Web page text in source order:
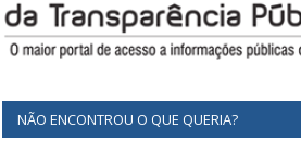
NÃO ENCONTROU O QUE QUERIA?